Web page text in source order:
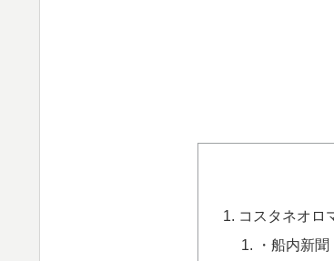
コスタネオロ
・船内新